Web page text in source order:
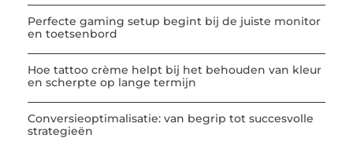
Perfecte gaming setup begint bij de juiste monitor
en toetsenbord
Hoe tattoo crème helpt bij het behouden van kleur
en scherpte op lange termijn
Conversieoptimalisatie: van begrip tot succesvolle
strategieën